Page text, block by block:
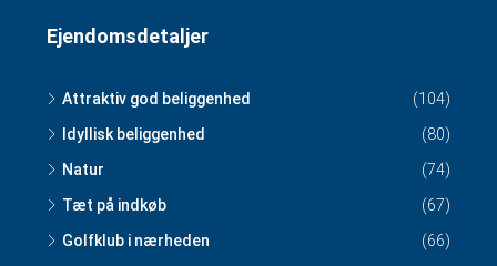
Ejendomsdetaljer
Attraktiv god beliggenhed
(104)
Idyllisk beliggenhed
(80)
Natur
(74)
Tæt på indkøb
(67)
Golfklub i nærheden
(66)